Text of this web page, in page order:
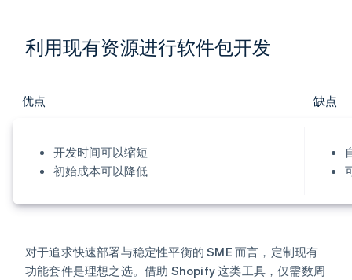
利用现有资源进行软件包开发
优点 缺点
开发时间可以缩短
初始成本可以降低
对于追求快速部署与稳定性平衡的 SME 而言，定制现有
功能套件是理想之选。借助 Shopify 这类工具，仅需数周